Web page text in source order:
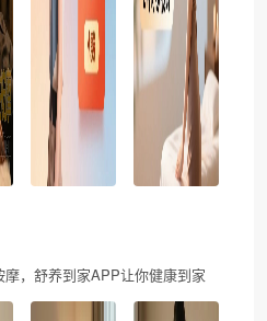
，舒养到家APP让你健康到家